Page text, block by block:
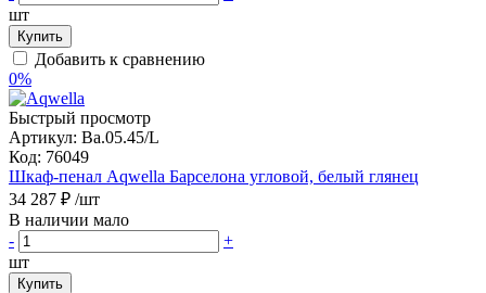
шт
Купить
Добавить к сравнению
0%
Быстрый просмотр
Артикул: Ba.05.45/L
Код: 76049
Шкаф-пенал Aqwella Барселона угловой, белый глянец
34 287 ₽ /шт
В наличии мало
-
+
шт
Купить